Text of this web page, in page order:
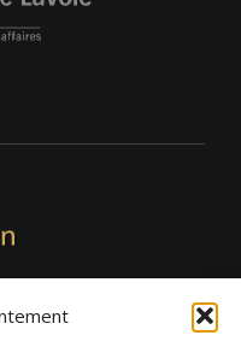
Saint-Augustin-de-